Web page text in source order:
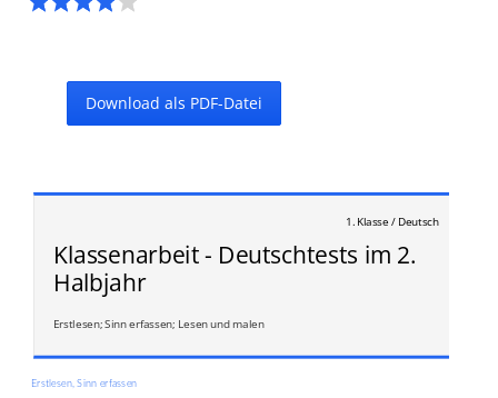
Download als PDF-Datei
1. Klasse / Deutsch
Klassenarbeit - Deutschtests im 2.
Halbjahr
Erstlesen; Sinn erfassen; Lesen und malen
Erstlesen, Sinn erfassen